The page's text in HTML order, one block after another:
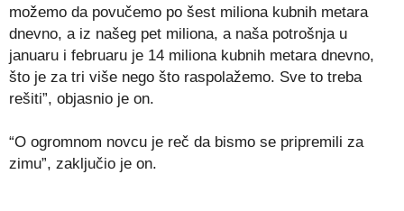
možemo da povučemo po šest miliona kubnih metara
dnevno, a iz našeg pet miliona, a naša potrošnja u
januaru i februaru je 14 miliona kubnih metara dnevno,
što je za tri više nego što raspolažemo. Sve to treba
rešiti”, objasnio je on.
“O ogromnom novcu je reč da bismo se pripremili za
zimu”, zaključio je on.